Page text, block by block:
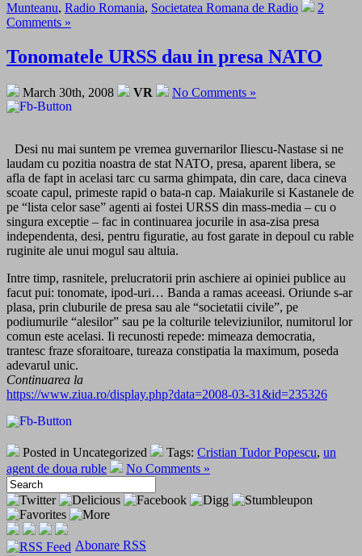
Munteanu, Radio Romania, Societatea Romana de Radio
2
Comments »
Tonomatele URSS dau in presa NATO
March 30th, 2008 VR No Comments »
Desi nu mai suntem pe vremea guvernarilor Iliescu-Nastase si ne
laudam cu pozitia noastra de stat NATO, presa, aparent libera, se
afla de fapt in acelasi tarc cu sarma ghimpata, din care, daca cineva
scoate capul, primeste rapid o bata-n cap. Maiakurile si Kastanele de
pe “lista celor sase” agenti ai fostei URSS din mass-media – cu o
singura exceptie – fac in continuarea jocurile in asa-zisa presa
independenta, desi, pentru figuratie, au fost garate in depoul cu rable
ruginite ale unui mogul sau altuia.
Intre timp, rasnitele, prelucratorii prin aschiere ai opiniei publice au
facut pui: tonomate, ipod-uri… Banda a ramas aceeasi. Oriunde s-ar
plasa, prin cluburile de presa sau ale “societatii civile”, pe
podiumurile “alesilor” sau pe la colturile televiziunilor, numitorul lor
comun este acelasi. Ii recunosti repede: mimeaza democratia,
trantesc fraze sforaitoare, tureaza constipatia la maximum, poseda
adevarul unic.
Continuarea la
https://www.ziua.ro/display.php?data=2008-03-31&id=235326
Posted in Uncategorized Tags: Cristian Tudor Popescu, un
agent de doua ruble
No Comments »
Abonare RSS